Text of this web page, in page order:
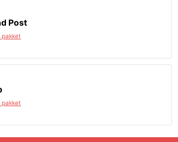
Post
pakket
pakket